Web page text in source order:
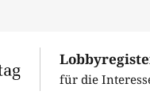
für die